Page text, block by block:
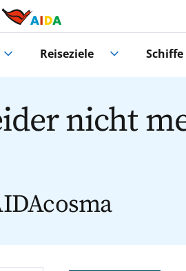
Reiseziele Schiffe
nicht